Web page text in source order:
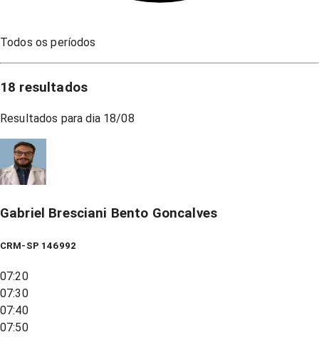
Todos os períodos
18 resultados
Resultados para dia 18/08
Gabriel Bresciani Bento Goncalves
CRM-SP 146992
07:20
07:30
07:40
07:50